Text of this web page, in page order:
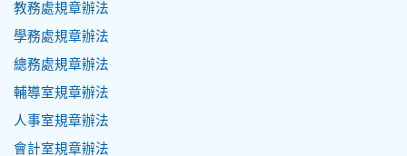
教務處規章辦法
學務處規章辦法
總務處規章辦法
輔導室規章辦法
人事室規章辦法
會計室規章辦法